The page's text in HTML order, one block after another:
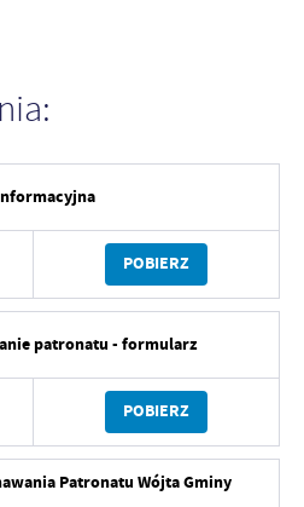
POBIERZ
patronatu - formularz
POBIERZ
Patronatu Wójta Gminy